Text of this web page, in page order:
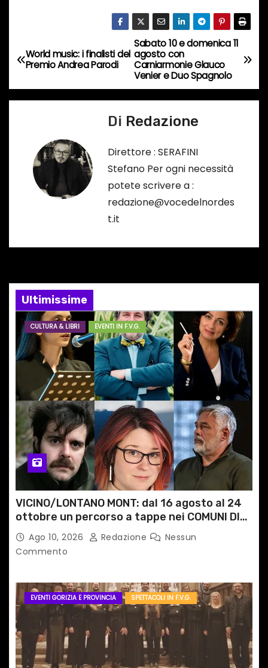
o
N
a
v
o
e
a
r
i
c
o
l
i
Sabato 10 e domenica 11
agosto con
Carniarmonie Glauco
Venier e Duo Spagnolo
World music: i finalisti del
Premio Andrea Parodi
Di Redazione
Direttore : SERAFINI
Stefano Per ogni necessità
potete scrivere a :
redazione@vocedelnordes
t.it
Ultimissime
CULTURA & LIBRI EVENTI IN F.V.G.
VICINO/LONTANO MONT: dal 16 agosto al 24
ottobre un percorso a tappe nei COMUNI DI
MONTAGNA DEL FVG
Ago 10, 2026 Redazione
Nessun
Commento
EVENTI GORIZIA E PROVINCIA SPETTACOLI IN F.V.G.